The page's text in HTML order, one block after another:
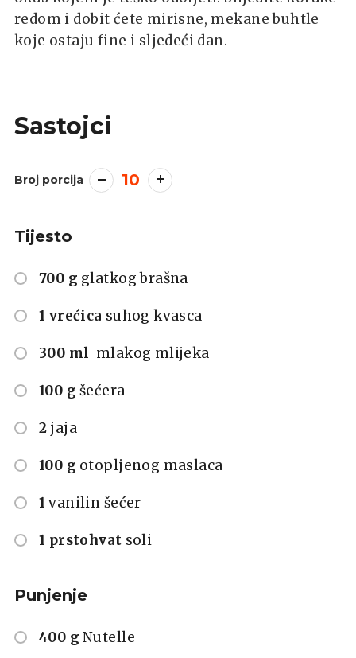
redom i dobit ćete mirisne, mekane buhtle
koje ostaju fine i sljedeći dan.
Sastojci
Broj porcija 10
Tijesto
700 g glatkog brašna
1 vrećica suhog kvasca
300 ml mlakog mlijeka
100 g šećera
2 jaja
100 g otopljenog maslaca
1 vanilin šećer
1 prstohvat soli
Punjenje
400 g Nutelle